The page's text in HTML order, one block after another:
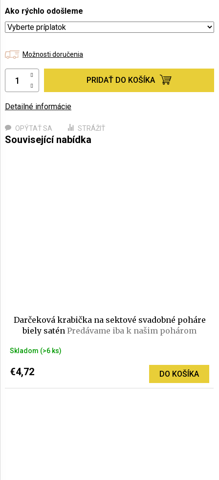
Ako rýchlo odošleme
Možnosti doručenia
PRIDAŤ DO KOŠÍKA
Detailné informácie
OPÝTAŤ SA STRÁŽIŤ
Darčeková krabička na sektové svadobné poháre
biely satén Predávame iba k našim pohárom
Skladom (>6 ks)
€4,72 DO KOŠÍKA